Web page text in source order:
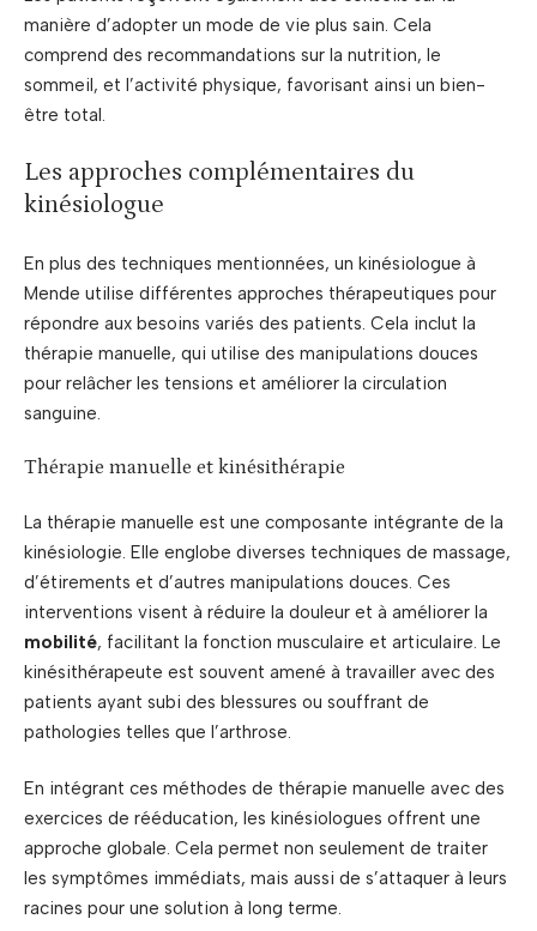
manière d’adopter un mode de vie plus sain. Cela
comprend des recommandations sur la nutrition, le
sommeil, et l’activité physique, favorisant ainsi un bien-
être total.
Les approches complémentaires du
kinésiologue
En plus des techniques mentionnées, un kinésiologue à
Mende utilise différentes approches thérapeutiques pour
répondre aux besoins variés des patients. Cela inclut la
thérapie manuelle, qui utilise des manipulations douces
pour relâcher les tensions et améliorer la circulation
sanguine.
Thérapie manuelle et kinésithérapie
La thérapie manuelle est une composante intégrante de la
kinésiologie. Elle englobe diverses techniques de massage,
d’étirements et d’autres manipulations douces. Ces
interventions visent à réduire la douleur et à améliorer la
mobilité, facilitant la fonction musculaire et articulaire. Le
kinésithérapeute est souvent amené à travailler avec des
patients ayant subi des blessures ou souffrant de
pathologies telles que l’arthrose.
En intégrant ces méthodes de thérapie manuelle avec des
exercices de rééducation, les kinésiologues offrent une
approche globale. Cela permet non seulement de traiter
les symptômes immédiats, mais aussi de s’attaquer à leurs
racines pour une solution à long terme.